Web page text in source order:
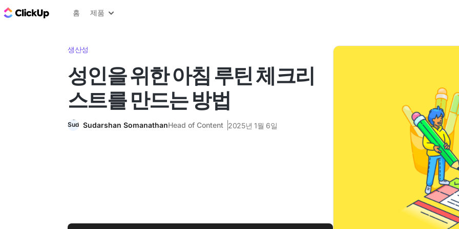
ClickUp 블로그
홈 제품
생산성
성인을 위한 아침 루틴 체크리
스트를 만드는 방법
Sudarshan SomanathanHead of Content 2025년 1월 6일